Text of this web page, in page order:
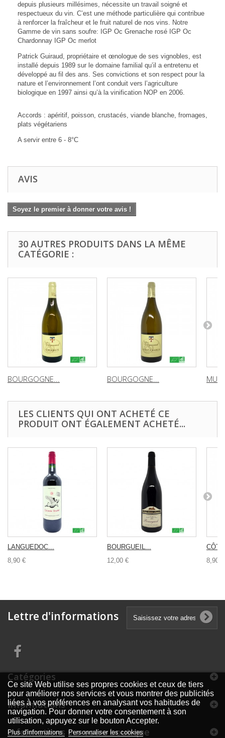
depuis plusieurs millésimes, nécessite un travail soigné et
respectueux du vin. C’est une méthode particulière qui contribue
à renforcer la fraîcheur et le fruit naturel de nos vins. Notre
Gamme de vin sans soufre: IGP Oc Grenache rosé IGP Oc
Chardonnay IGP Oc merlot
Patrick Guiraud, propriétaire et œnologue de ses vignobles, est
installé depuis 1989 sur le domaine familial qu’il a entretenu et
développé au fil des ans. Ses convictions et son respect pour la
nature et l’environnement l’ont conduit vers l’agriculture
biologique en 1997 ainsi qu’à la vinification NOP en 2006.
Accords : apéritif, poisson, crustacés, viande blanche, fromages,
plats végétariens
A servir entre 6 - 8°C
AVIS
Soyez le premier à donner votre avis !
30 AUTRES PRODUITS DANS LA MÊME
CATÉGORIE :
BOURGOGNE... BOURGOGNE...
LES CLIENTS QUI ONT ACHETÉ CE
PRODUIT ONT ÉGALEMENT ACHETÉ...
LANGUEDOC...
8,90 €
BOURGUEIL...
12,00 €
8,90 €
Lettre d'informations
Catégories
Informations
Informations sur votre boutique
Ce site Web utilise ses propres cookies et ceux de tiers
pour améliorer nos services et vous montrer des publicités
liées à vos préférences en analysant vos habitudes de
navigation. Pour donner votre consentement à son
utilisation, appuyez sur le bouton Accepter.
Plus d'informations Personnaliser les cookies